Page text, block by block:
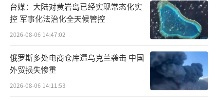
台媒：大陆对黄岩岛已经实现常态化实
控 军事化法治化全天候管控
2026-08-06 14:47:02
俄罗斯多处电商仓库遭乌克兰袭击 中国
外贸损失惨重
2026-08-06 14:11:53